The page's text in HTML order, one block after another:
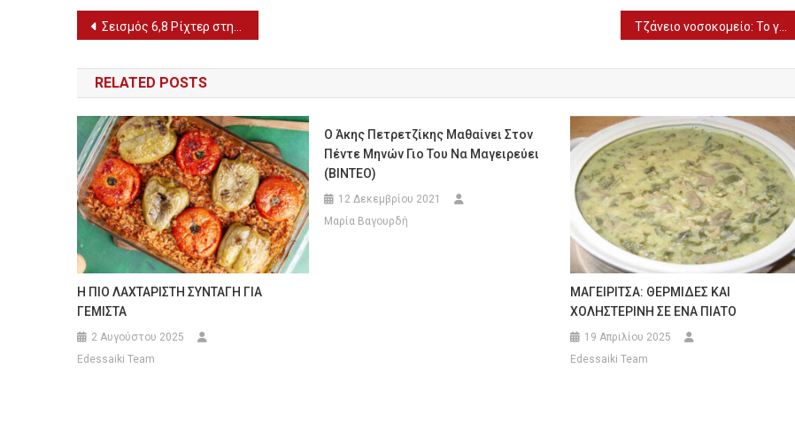
Πλοήγηση
άρθρων
Σεισμός 6,8 Ρίχτερ στην Αλάσκα Τζάνειο νοσοκομείο: Το γκράφιτι για τους υγειονομικούς στην πρώτη γραμμή
RELATED POSTS
H ΠΙΟ ΛΑΧΤΑΡΙΣΤΗ ΣΥΝΤΑΓΗ ΓΙΑ
ΓΕΜΙΣΤΑ
2 Αυγούστου 2025
Edessaiki Team
O Άκης Πετρετζίκης Μαθαίνει Στον
Πέντε Μηνών Γιο Του Να Μαγειρεύει
(ΒΙΝΤΕΟ)
12 Δεκεμβρίου 2021
Μαρία Βαγουρδή
ΜΑΓΕΙΡΙΤΣΑ: ΘΕΡΜΙΔΕΣ ΚΑΙ
ΧΟΛΗΣΤΕΡΙΝΗ ΣΕ ΕΝΑ ΠΙΑΤΟ
19 Απριλίου 2025
Edessaiki Team